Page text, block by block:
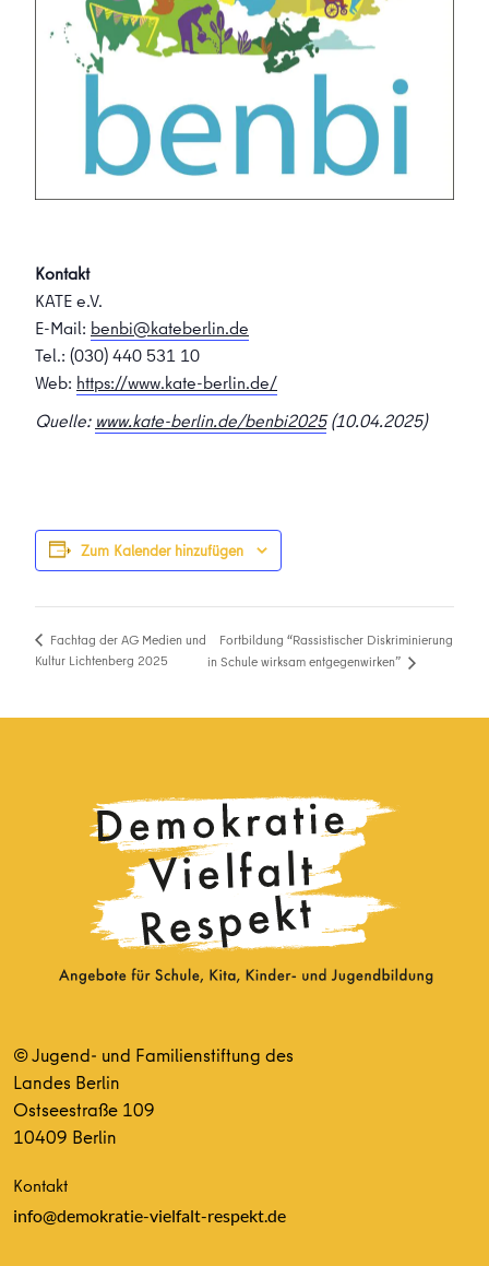
Kontakt
KATE e.V.
E-Mail: benbi@kateberlin.de
Tel.: (030) 440 531 10
Web: https://www.kate-berlin.de/
Quelle: www.kate-berlin.de/benbi2025(10.04.2025)
Zum Kalender hinzufügen
Fachtag der AG Medien und
Kultur Lichtenberg 2025
Fortbildung “Rassistischer Diskriminierung
in Schule wirksam entgegenwirken”
© Jugend- und Familienstiftung des
Landes Berlin
Ostseestraße 109
10409 Berlin
Kontakt
info@demokratie-vielfalt-respekt.de